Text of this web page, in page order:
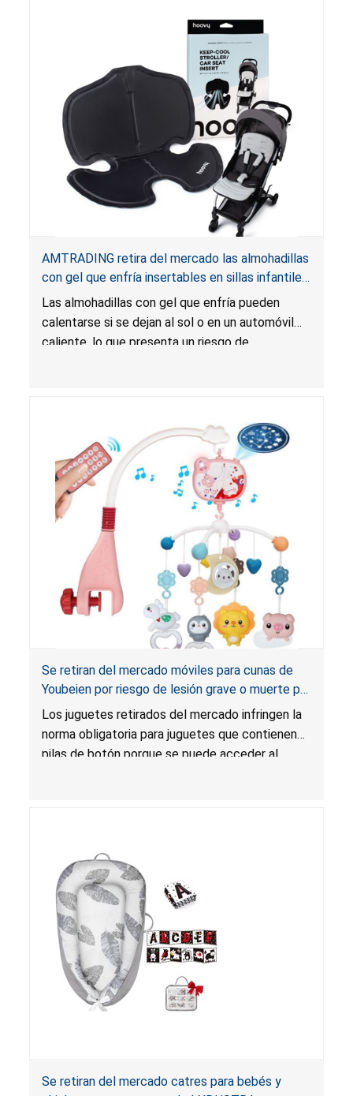
AMTRADING retira del mercado las almohadillas
con gel que enfría insertables en sillas infantiles
para automóviles y cochecitos para bebés de la
marca Hoovy por riesgo de quemadura
Las almohadillas con gel que enfría pueden
calentarse si se dejan al sol o en un automóvil
caliente, lo que presenta un riesgo de
Se retiran del mercado móviles para cunas de
Youbeien por riesgo de lesión grave o muerte por
ingestión de pilas; infringen la norma obligatoria
para juguetes relativa a pilas; vendidos en
Amazon por GKKBSJ
Los juguetes retirados del mercado infringen la
norma obligatoria para juguetes que contienen
pilas de botón porque se puede acceder al
lesiones graves, incluso quemaduras químicas
internas y la muerte.
Se retiran del mercado catres para bebés y